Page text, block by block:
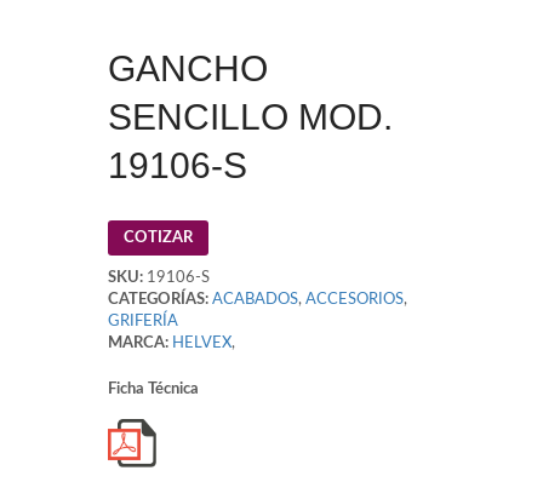
GANCHO
SENCILLO MOD.
19106-S
COTIZAR
SKU: 19106-S
CATEGORÍAS: ACABADOS, ACCESORIOS,
GRIFERÍA
MARCA: HELVEX,
Ficha Técnica